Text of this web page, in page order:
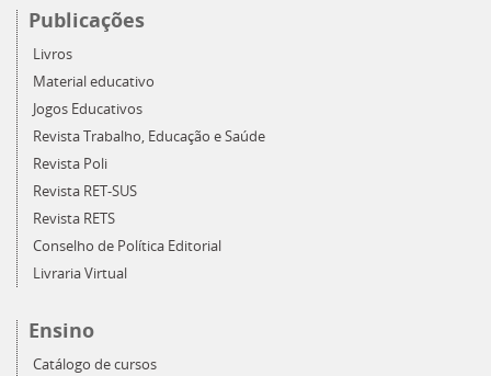
Publicações
Livros
Material educativo
Jogos Educativos
Revista Trabalho, Educação e Saúde
Revista Poli
Revista RET-SUS
Revista RETS
Conselho de Política Editorial
Livraria Virtual
Ensino
Catálogo de cursos